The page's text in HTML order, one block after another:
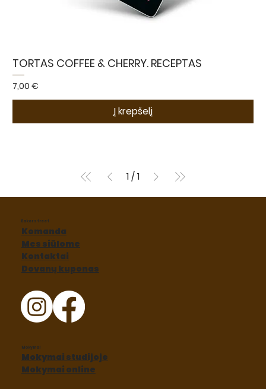
TORTAS COFFEE & CHERRY. RECEPTAS
Kaina
7,00 €
Į krepšelį
1/1
Komanda
Mes siūlome
Kontaktai
Dovanų kuponas
Baker street
Mokymai
Mokymai studijoje
Mokymai online